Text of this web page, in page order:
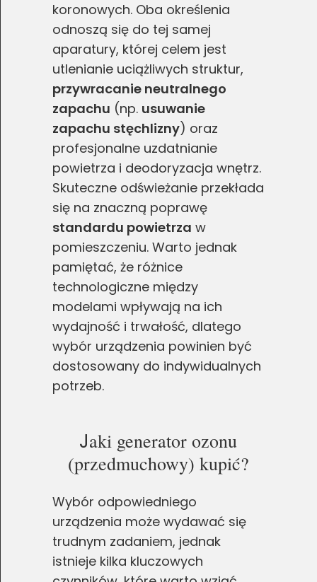
koronowych. Oba określenia
odnoszą się do tej samej
aparatury, której celem jest
utlenianie uciążliwych struktur,
przywracanie neutralnego
zapachu (np. usuwanie
zapachu stęchlizny) oraz
profesjonalne uzdatnianie
powietrza i deodoryzacja wnętrz.
Skuteczne odświeżanie przekłada
się na znaczną poprawę
standardu powietrza w
pomieszczeniu. Warto jednak
pamiętać, że różnice
technologiczne między
modelami wpływają na ich
wydajność i trwałość, dlatego
wybór urządzenia powinien być
dostosowany do indywidualnych
potrzeb.
Jaki generator ozonu
(przedmuchowy) kupić?
Wybór odpowiedniego
urządzenia może wydawać się
trudnym zadaniem, jednak
istnieje kilka kluczowych